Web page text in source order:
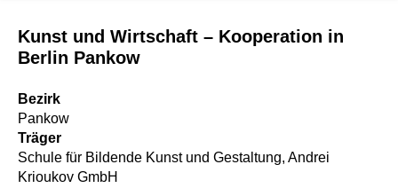
Kunst und Wirtschaft – Kooperation in
Berlin Pankow
Bezirk
Pankow
Träger
Schule für Bildende Kunst und Gestaltung, Andrei
Krioukov GmbH